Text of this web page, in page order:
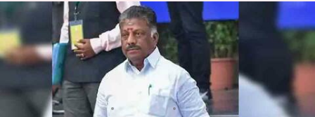
எடப்பாடியை அங்கீகரிக்க
கூடாது - ஓபிஎஸ் சார்பில்
இந்திய தலைமை தேர்தல்
ஆணையத்தில் மனு
எழுதியவர் Nivetha P Apr 13, 2023 08:39 pm